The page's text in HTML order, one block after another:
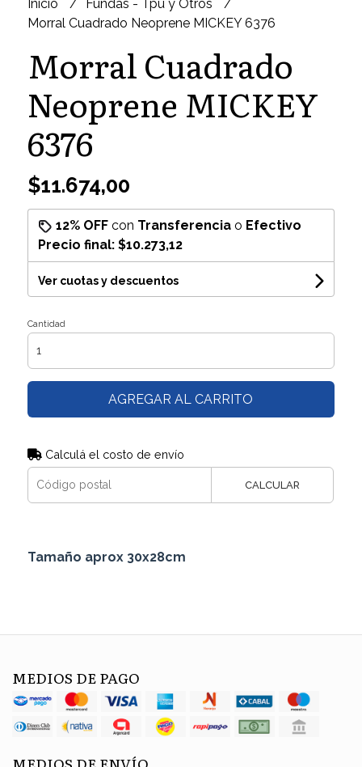
Inicio
Fundas - Tpu y Otros
Morral Cuadrado Neoprene MICKEY 6376
Morral Cuadrado
Neoprene MICKEY
6376
$11.674,00
12% OFFcon Transferenciao Efectivo
Precio final: $10.273,12
Ver cuotas y descuentos
Cantidad
AGREGAR AL CARRITO
Calculá el costo de envío
CALCULAR
Tamaño aprox 30x28cm
MEDIOS DE PAGO
MEDIOS DE ENVÍO